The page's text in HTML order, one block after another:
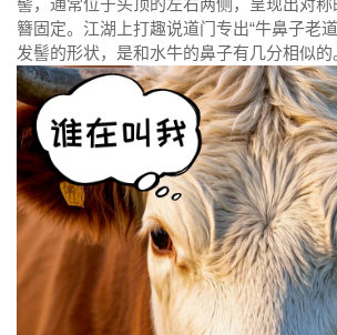
簪固定。江湖上打趣说道门专出“牛鼻子老
发髻的形状，是和水牛的鼻子有几分相似的